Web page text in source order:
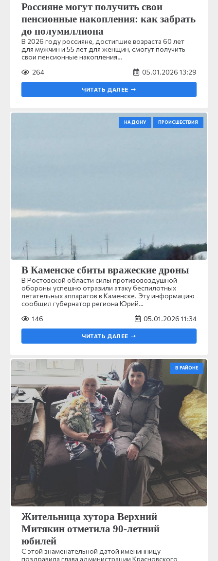
Россияне могут получить свои
пенсионные накопления: как забрать
до полумиллиона
В 2026 году россияне, достигшие возраста 60 лет
для мужчин и 55 лет для женщин, смогут получить
свои пенсионные накопления…
264
05.01.2026 13:29
ЧИТАТЬ ДАЛЕЕ
НА ДОНУ ПРОИСШЕСТВИЯ
В Каменске сбиты вражеские дроны
В Ростовской области силы противовоздушной
обороны успешно отразили атаку беспилотных
летательных аппаратов в Каменске. Эту информацию
сообщил губернатор региона Юрий…
146
05.01.2026 11:34
ЧИТАТЬ ДАЛЕЕ
В РАЙОНЕ
Жительница хутора Верхний
Митякин отметила 90-летний
юбилей
С этой знаменательной датой именинницу
поздравила глава администрации Красновского